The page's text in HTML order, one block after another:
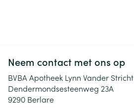
Neem contact met ons op
BVBA Apotheek Lynn Vander Stricht
Dendermondsesteenweg 23A
9290 Berlare